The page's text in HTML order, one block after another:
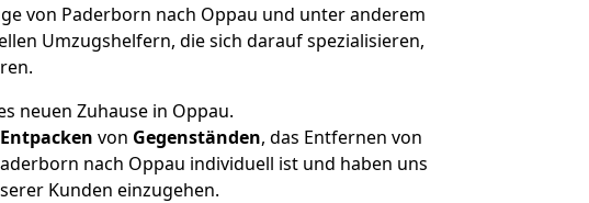
von Paderborn nach Oppau und unter anderem
Umzugshelfern, die sich darauf spezialisieren,
neuen Zuhause in Oppau.
Entpacken von Gegenständen, das Entfernen von
nach Oppau individuell ist und haben uns
Kunden einzugehen.